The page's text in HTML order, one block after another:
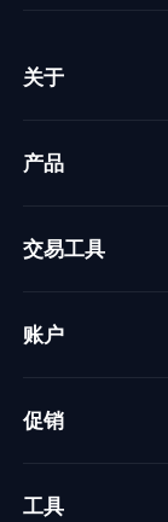
关于
产品
交易工具
账户
促销
工具